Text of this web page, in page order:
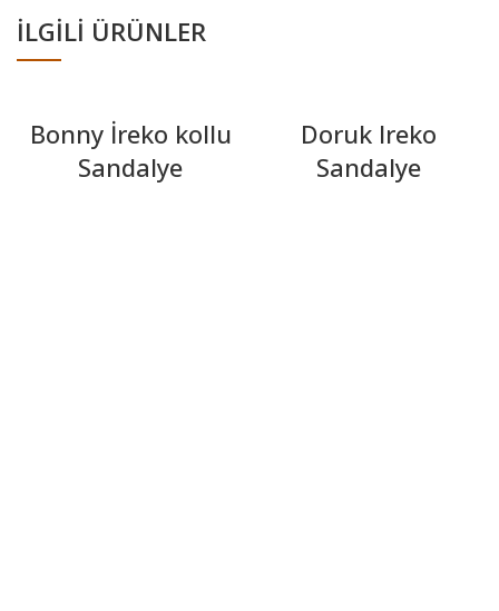
İLGILI ÜRÜNLER
Bonny İreko kollu
Sandalye
Doruk Ireko
Sandalye